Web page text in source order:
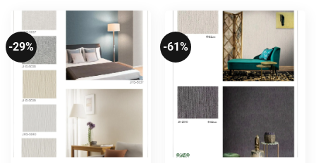
-29% -61%